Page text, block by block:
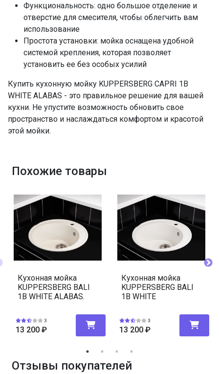
Функциональность: одно большое отделение и
отверстие для смесителя, чтобы облегчить вам
использование
Простота установки: мойка оснащена удобной
системой крепления, которая позволяет
установить ее без особых усилий
Купить кухонную мойку KUPPERSBERG CAPRI 1B
WHITE ALABAS - это правильное решение для вашей
кухни. Не упустите возможность обновить свое
пространство и наслаждаться комфортом и красотой
этой мойки.
Похожие товары
Кухонная мойка
KUPPERSBERG BALI
1B WHITE ALABAS.
3
13 200 ₽
Кухонная мойка
KUPPERSBERG BALI
1B WHITE
3
13 200 ₽
Отзывы покупателей